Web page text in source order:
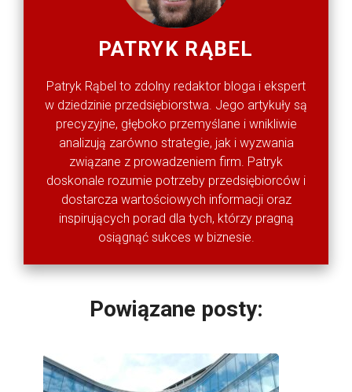
PATRYK RĄBEL
Patryk Rąbel to zdolny redaktor bloga i ekspert
w dziedzinie przedsiębiorstwa. Jego artykuły są
precyzyjne, głęboko przemyślane i wnikliwie
analizują zarówno strategie, jak i wyzwania
związane z prowadzeniem firm. Patryk
doskonale rozumie potrzeby przedsiębiorców i
dostarcza wartościowych informacji oraz
inspirujących porad dla tych, którzy pragną
osiągnąć sukces w biznesie.
Powiązane posty: